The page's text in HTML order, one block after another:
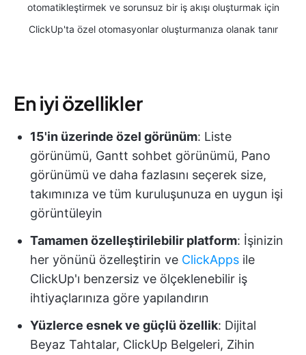
otomatikleştirmek ve sorunsuz bir iş akışı oluşturmak için
ClickUp'ta özel otomasyonlar oluşturmanıza olanak tanır
En iyi özellikler
15'in üzerinde özel görünüm: Liste
görünümü, Gantt sohbet görünümü, Pano
görünümü ve daha fazlasını seçerek size,
takımınıza ve tüm kuruluşunuza en uygun işi
görüntüleyin
Tamamen özelleştirilebilir platform: İşinizin
her yönünü özelleştirin ve ClickApps ile
ClickUp'ı benzersiz ve ölçeklenebilir iş
ihtiyaçlarınıza göre yapılandırın
Yüzlerce esnek ve güçlü özellik: Dijital
Beyaz Tahtalar, ClickUp Belgeleri, Zihin